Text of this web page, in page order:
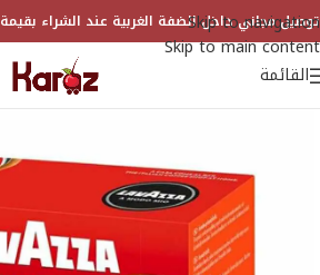
Skip to navigation
Skip to main content
توصيل مجاني داخل الضفة الغربية عند الشراء بقيمة 500 ₪
القائمة